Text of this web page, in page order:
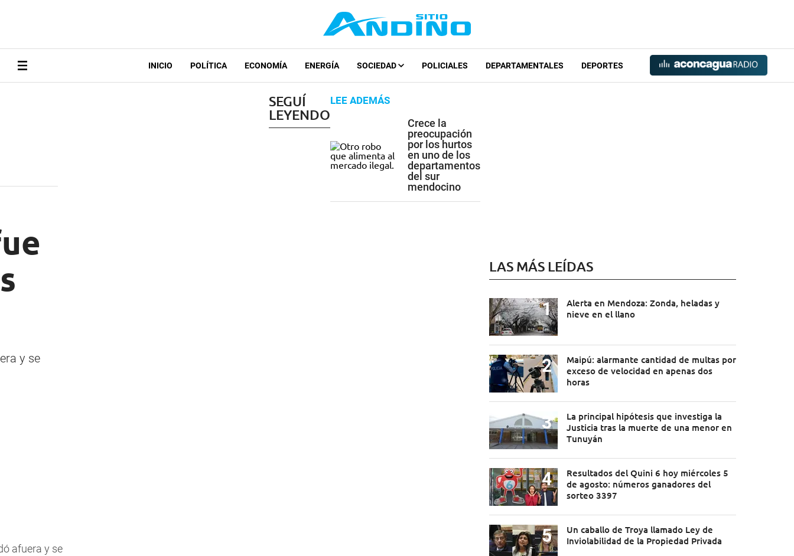
INICIO POLÍTICA ECONOMÍA ENERGÍA SOCIEDAD POLICIALES DEPARTAMENTALES DEPORTES
y se
afuera y se
SEGUÍ
LEYENDO
LEE ADEMÁS
Crece la
preocupación
por los hurtos
en uno de los
departamentos
del sur
mendocino
LAS MÁS LEÍDAS
Alerta en Mendoza: Zonda, heladas y
nieve en el llano
Maipú: alarmante cantidad de multas por
exceso de velocidad en apenas dos
horas
La principal hipótesis que investiga la
Justicia tras la muerte de una menor en
Tunuyán
Resultados del Quini 6 hoy miércoles 5
de agosto: números ganadores del
sorteo 3397
Un caballo de Troya llamado Ley de
Inviolabilidad de la Propiedad Privada